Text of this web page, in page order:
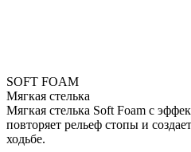
SOFT FOAM
Мягкая стелька
Мягкая стелька Soft Foam с
повторяет рельеф стопы и
ходьбе.